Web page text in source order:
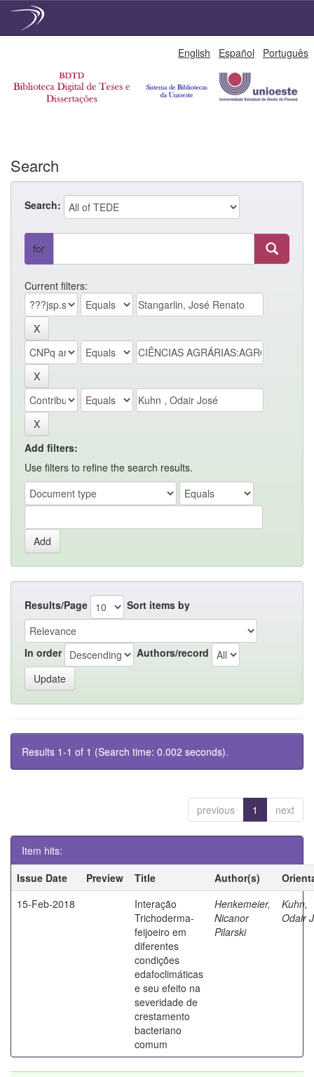
English Español Português
Search
Search:
for
Current filters:
Add filters:
Use filters to refine the search results.
Results/Page Sort items by
In order Authors/record
Results 1-1 of 1 (Search time: 0.002 seconds).
previous 1 next
Item hits:
Issue Date
Preview Title Author(s)
15-Feb-2018
Interação
Trichoderma-
feijoeiro em
diferentes
condições
edafoclimáticas
e seu efeito na
severidade de
crestamento
bacteriano
comum
Henkemeier,
Nicanor
Pilarski
Kuhn,
Odair